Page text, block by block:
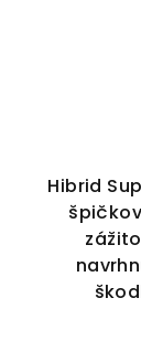
Hibrid